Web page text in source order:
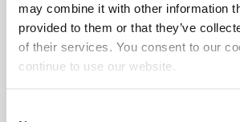
may combine it with other information
provided to them or that they’ve
of their services. You consent to our
continue to use our website.
Most programs are open to
meet the eligibility
from the options below to find